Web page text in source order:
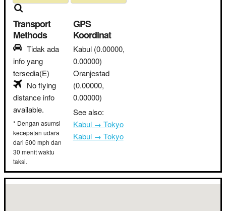
Transport
Methods
Tidak ada
info yang
tersedia(E)
No flying
distance info
available.
* Dengan asumsi
kecepatan udara
dari 500 mph dan
30 menit waktu
taksi.
GPS
Koordinat
Kabul (0.00000,
0.00000)
Oranjestad
(0.00000,
0.00000)
See also:
Kabul → Tokyo
Kabul → Tokyo